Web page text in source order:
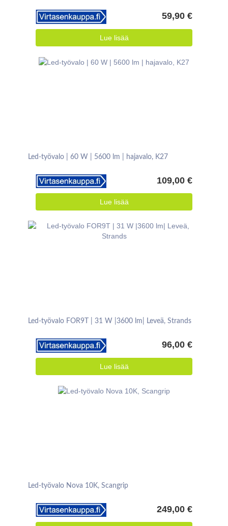
59,90 €
Lue lisää
Led-työvalo | 60 W | 5600 lm | hajavalo, K27
109,00 €
Lue lisää
Led-työvalo FOR9T | 31 W |3600 lm| Leveä, Strands
96,00 €
Lue lisää
Led-työvalo Nova 10K, Scangrip
249,00 €